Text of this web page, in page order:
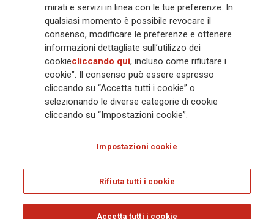
impegno Lifetime Partner verso i clienti, realizzato attraverso soluzioni
innovative e personalizzate, un'esperienza cliente di prima classe e le sue
capacità di distribuzione globale digitalizzata. Il Gruppo ha
completamente integrato la sostenibilità in tutte le scelte strategiche, con
l'obiettivo di creare valore per tutti gli stakeholder mentre costruisce una
società più equa e resiliente.
Legal Info Cookie Policy Privacy & GDPR
mirati e servizi in linea con le tue preferenze. In
qualsiasi momento è possibile revocare il
consenso, modificare le preferenze e ottenere
informazioni dettagliate sull’utilizzo dei
cookiecliccando qui, incluso come rifiutare i
cookie". Il consenso può essere espresso
cliccando su “Accetta tutti i cookie” o
selezionando le diverse categorie di cookie
cliccando su “Impostazioni cookie”.
Impostazioni cookie
Rifiuta tutti i cookie
Accetta tutti i cookie